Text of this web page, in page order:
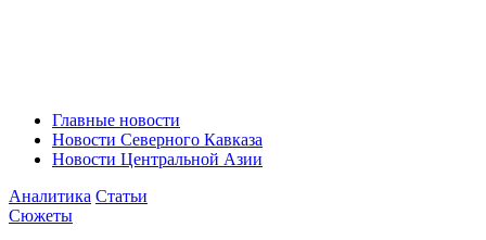
Главные новости
Новости Северного Кавказа
Новости Центральной Азии
Аналитика Статьи
Сюжеты